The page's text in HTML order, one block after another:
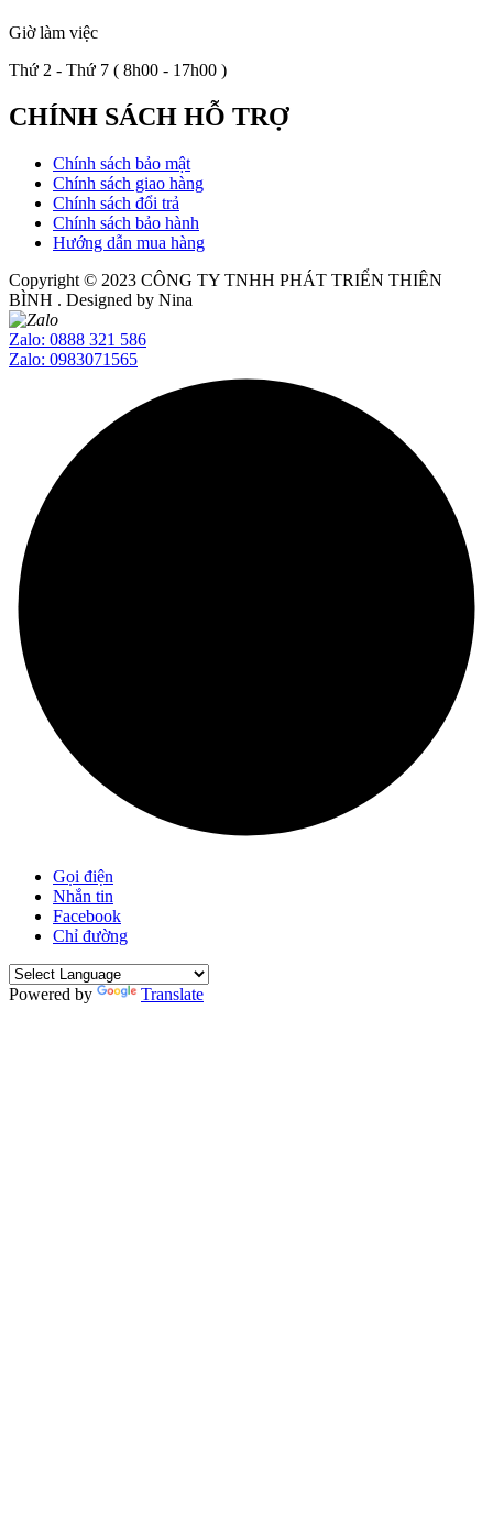
Giờ làm việc
Thứ 2 - Thứ 7 ( 8h00 - 17h00 )
CHÍNH SÁCH HỖ TRỢ
Chính sách bảo mật
Chính sách giao hàng
Chính sách đổi trả
Chính sách bảo hành
Hướng dẫn mua hàng
Copyright © 2023 CÔNG TY TNHH PHÁT TRIỂN THIÊN
BÌNH . Designed by Nina
Zalo: 0888 321 586
Zalo: 0983071565
Gọi điện
Nhắn tin
Facebook
Chỉ đường
Powered by Translate